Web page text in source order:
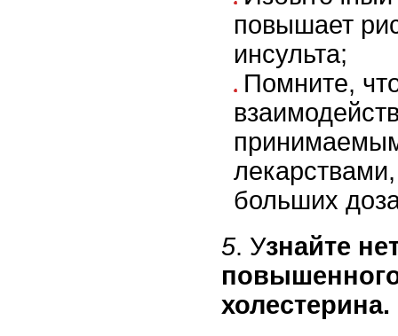
повышает
инсульта;
Помните,
больших
5. Узнайте
холестерина.